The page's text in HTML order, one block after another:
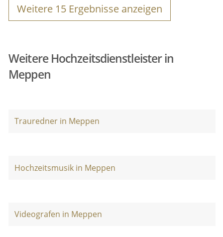
Weitere 15 Ergebnisse anzeigen
Weitere Hochzeitsdienstleister in
Meppen
Trauredner in Meppen
Hochzeitsmusik in Meppen
Videografen in Meppen